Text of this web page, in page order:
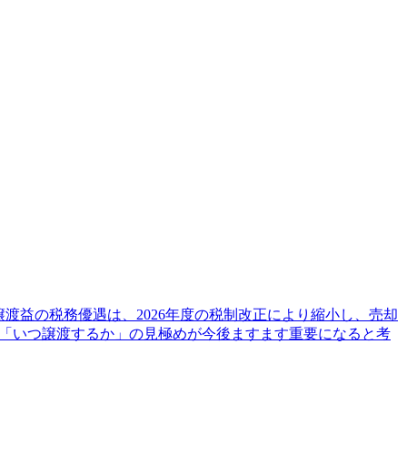
益の税務優遇は、2026年度の税制改正により縮小し、売却
いつ譲渡するか」の見極めが今後ますます重要になると考